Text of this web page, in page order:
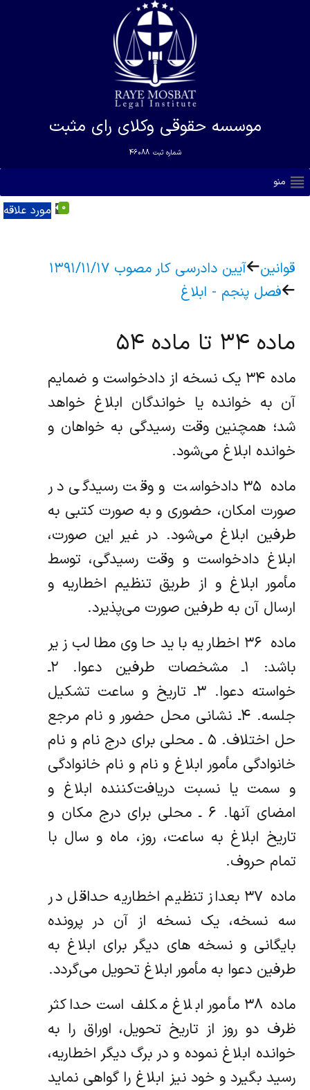
موسسه حقوقی وکلای رای مثبت
شماره ثبت 46088
منو
مورد علاقه 0
قوانین
آیین دادرسی کار مصوب ۱۳۹۱/۱۱/۱۷
فصل پنجم - ابلاغ
ماده ۳۴ تا ماده ۵۴
ماده ۳۴ یک نسخه از دادخواست و ضمایم
آن به خوانده یا خواندگان ابلاغ خواهد
شد؛ همچنین وقت رسیدگی به خواهان و
خوانده ابلاغ می‌شود.
ماده ۳۵ دادخواست و وقت رسیدگی در
صورت امکان، حضوری و به صورت کتبی به
طرفین ابلاغ می‌شود. در غیر این صورت،
ابلاغ دادخواست و وقت رسیدگی، توسط
مأمور ابلاغ و از طریق تنظیم اخطاریه و
ارسال آن به طرفین صورت می‌پذیرد.
ماده ۳۶ اخطاریه باید حاوی مطالب زیر
باشد: ۱ـ مشخصات طرفین دعوا. ۲ـ
خواسته دعوا. ۳ـ تاریخ و ساعت تشکیل
جلسه. ۴ـ نشانی محل حضور و نام مرجع
حل اختلاف. ۵ ـ محلی برای درج نام و نام
خانوادگی مأمور ابلاغ و نام و نام خانوادگی
و سمت یا نسبت دریافت‌کننده ابلاغ و
امضای آنها. ۶ ـ محلی برای درج مکان و
تاریخ ابلاغ به ساعت، روز، ماه و سال با
تمام حروف.
ماده ۳۷ بعداز تنظیم اخطاریه حداقل در
سه نسخه، یک نسخه از آن در پرونده
بایگانی و نسخه های دیگر برای ابلاغ به
طرفین دعوا به مأمور ابلاغ تحویل می‌گردد.
ماده ۳۸ مأمور ابلاغ مکلف است حداکثر
ظرف دو روز از تاریخ تحویل، اوراق را به
خوانده ابلاغ نموده و در برگ دیگر اخطاریه،
رسید بگیرد و خود نیز ابلاغ را گواهی نماید